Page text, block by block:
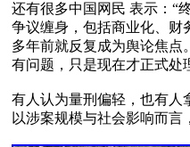
还有很多中国网民 表示：“
争议缠身，包括商业化、财
多年前就反复成为舆论焦点
有问题，只是现在才正式处
有人认为量刑偏轻，也有人
以涉案规模与社会影响而言